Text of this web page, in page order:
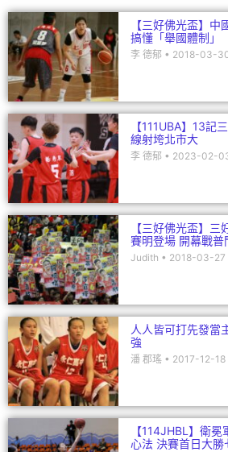
【三好佛光盃】
搞懂「舉國體制」
李 德郁 2018-03-
【111UBA】13
線射垮北市大
李 德郁 2023-02-
【三好佛光盃】
賽明登場 開幕戰普
Judith 2018-03-27
人人皆可打先發當
強
潘 郡瑤 2017-12-18
【114JHBL】衛冕
心法 決賽首日大